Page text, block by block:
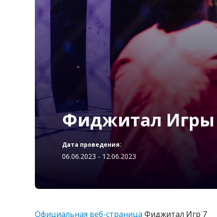
Фиджитал Игры
Дата проведения:
06.06.2023 - 12.06.2023
Официальная веб-страница Фиджитал Игр 7